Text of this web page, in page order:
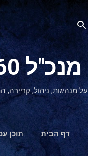
מנכ"ל 360 CEO - מנהיגות והתפתחות אישית
על מנהיגות, ניהול,
דף הבית תוכן